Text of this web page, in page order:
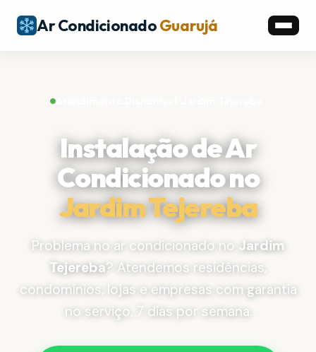
Ar CondicionadoGuarujá
Atendimento Disponível: Jardim Tejereba
Instalação de Ar
Condicionado no
Jardim Tejereba
Problema no ar condicionado no Jardim
Tejereba? Atendemos residências,
condomínios, lojas e empresas com garantia
no serviço, 7 dias por semana.